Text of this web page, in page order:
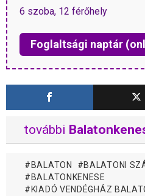
6 szoba, 12 férőhely
Foglaltsági naptár
további
BALATON
BALATONI
BALATONKENESE
KIADÓ VENDÉGHÁZ